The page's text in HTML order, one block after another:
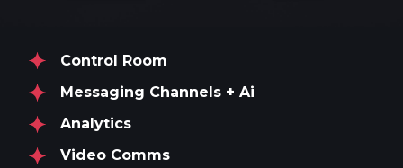
Control Room
Messaging Channels + Ai
Analytics
Video Comms